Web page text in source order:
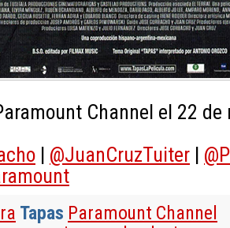
Channel el 22
| @JuanCruzTuiter |
Tapas Paramount Channel